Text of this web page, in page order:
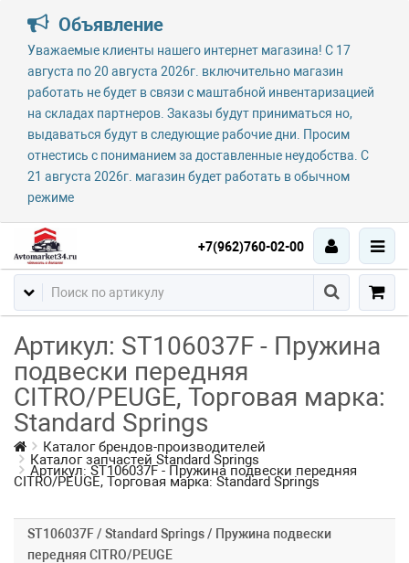
Объявление
Уважаемые клиенты нашего интернет магазина! С 17
августа по 20 августа 2026г. включительно магазин
работать не будет в связи с маштабной инвентаризацией
на складах партнеров. Заказы будут приниматься но,
выдаваться будут в следующие рабочие дни. Просим
отнестись с пониманием за доставленные неудобства. С
21 августа 2026г. магазин будет работать в обычном
режиме
+7(962)760-02-00
Артикул: ST106037F - Пружина
подвески передняя
CITRO/PEUGE, Торговая марка:
Standard Springs
Каталог брендов-производителей
Каталог запчастей Standard Springs
Артикул: ST106037F - Пружина подвески передняя
CITRO/PEUGE, Торговая марка: Standard Springs
ST106037F / Standard Springs / Пружина подвески
передняя CITRO/PEUGE